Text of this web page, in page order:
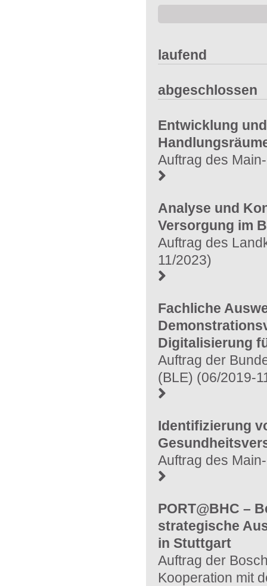
laufend
abgeschlossen
Entwicklung
Auftrag des
Analyse und
Versorgung im
Auftrag des
11/2023)
Fachliche
Digitalisierung
Auftrag der
(BLE) (06/2019-
Identifizierung
Auftrag des
PORT@BHC –
strategische
in Stuttgart
Auftrag der
Kooperation mit